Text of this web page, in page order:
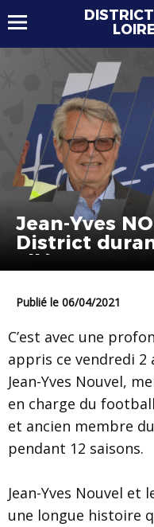
Jean-Yves
District
allé
Publié le 06/04/2021
C’est avec une
appris ce vendredi 2
Jean-Yves Nouvel,
en charge du
et ancien membre
pendant 12 saisons.
Jean-Yves Nouvel et
une longue histoire